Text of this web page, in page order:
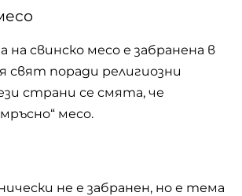
на свинско месо е забранена в
свят поради религиозни
страни се смята, че
месо.
не е забранен, но е тема